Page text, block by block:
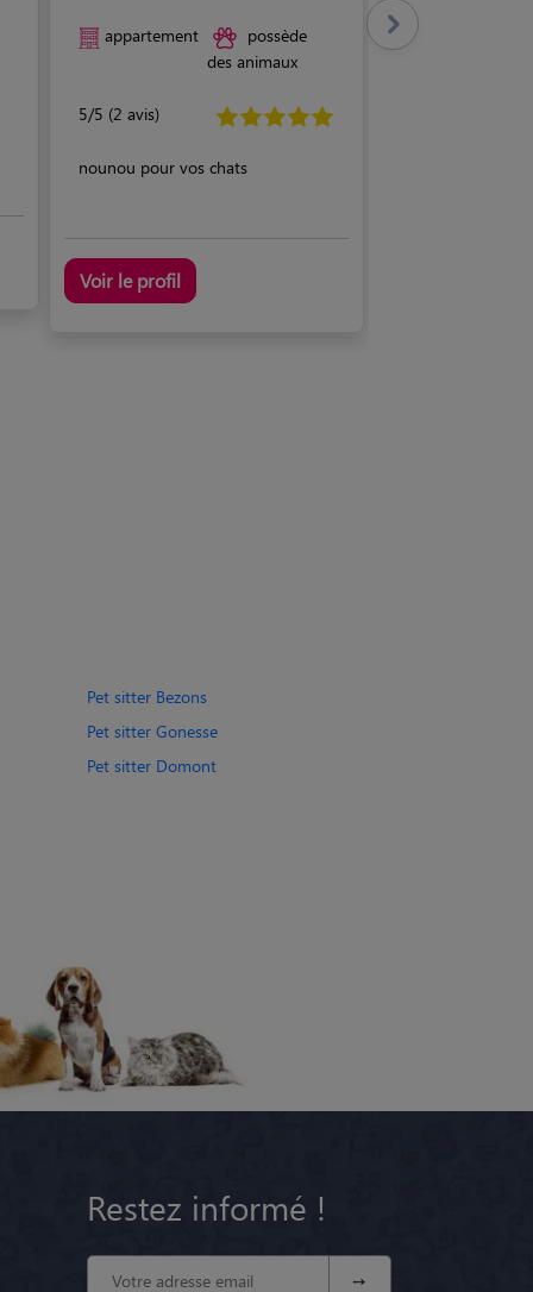
appartement
possède
des animaux
5/5 (2 avis)
nounou pour vos chats
Voir le profil
Pet sitter Bezons
Pet sitter Gonesse
Pet sitter Domont
Restez informé !